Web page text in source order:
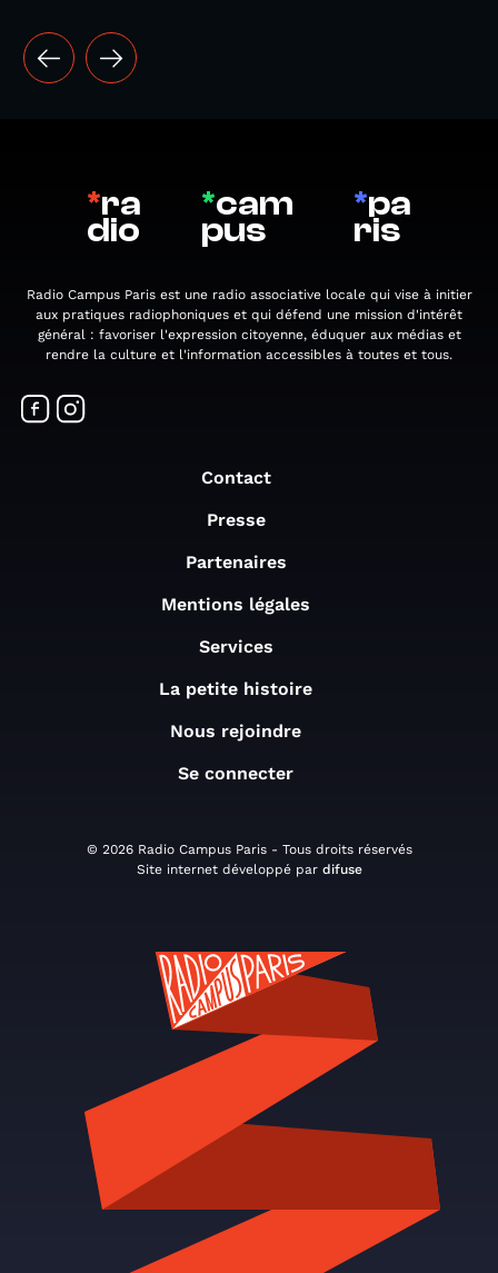
*ra
dio
*cam
pus
*pa
ris
Radio Campus Paris est une radio associative locale qui vise à initier
aux pratiques radiophoniques et qui défend une mission d'intérêt
général : favoriser l'expression citoyenne, éduquer aux médias et
rendre la culture et l'information accessibles à toutes et tous.
Contact
Presse
Partenaires
Mentions légales
Services
La petite histoire
Nous rejoindre
Se connecter
© 2026 Radio Campus Paris - Tous droits réservés
Site internet développé par difuse